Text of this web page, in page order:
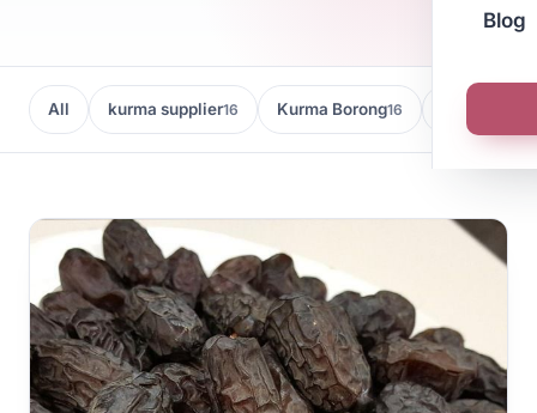
Blog
All kurma supplier16 Kurma Borong16